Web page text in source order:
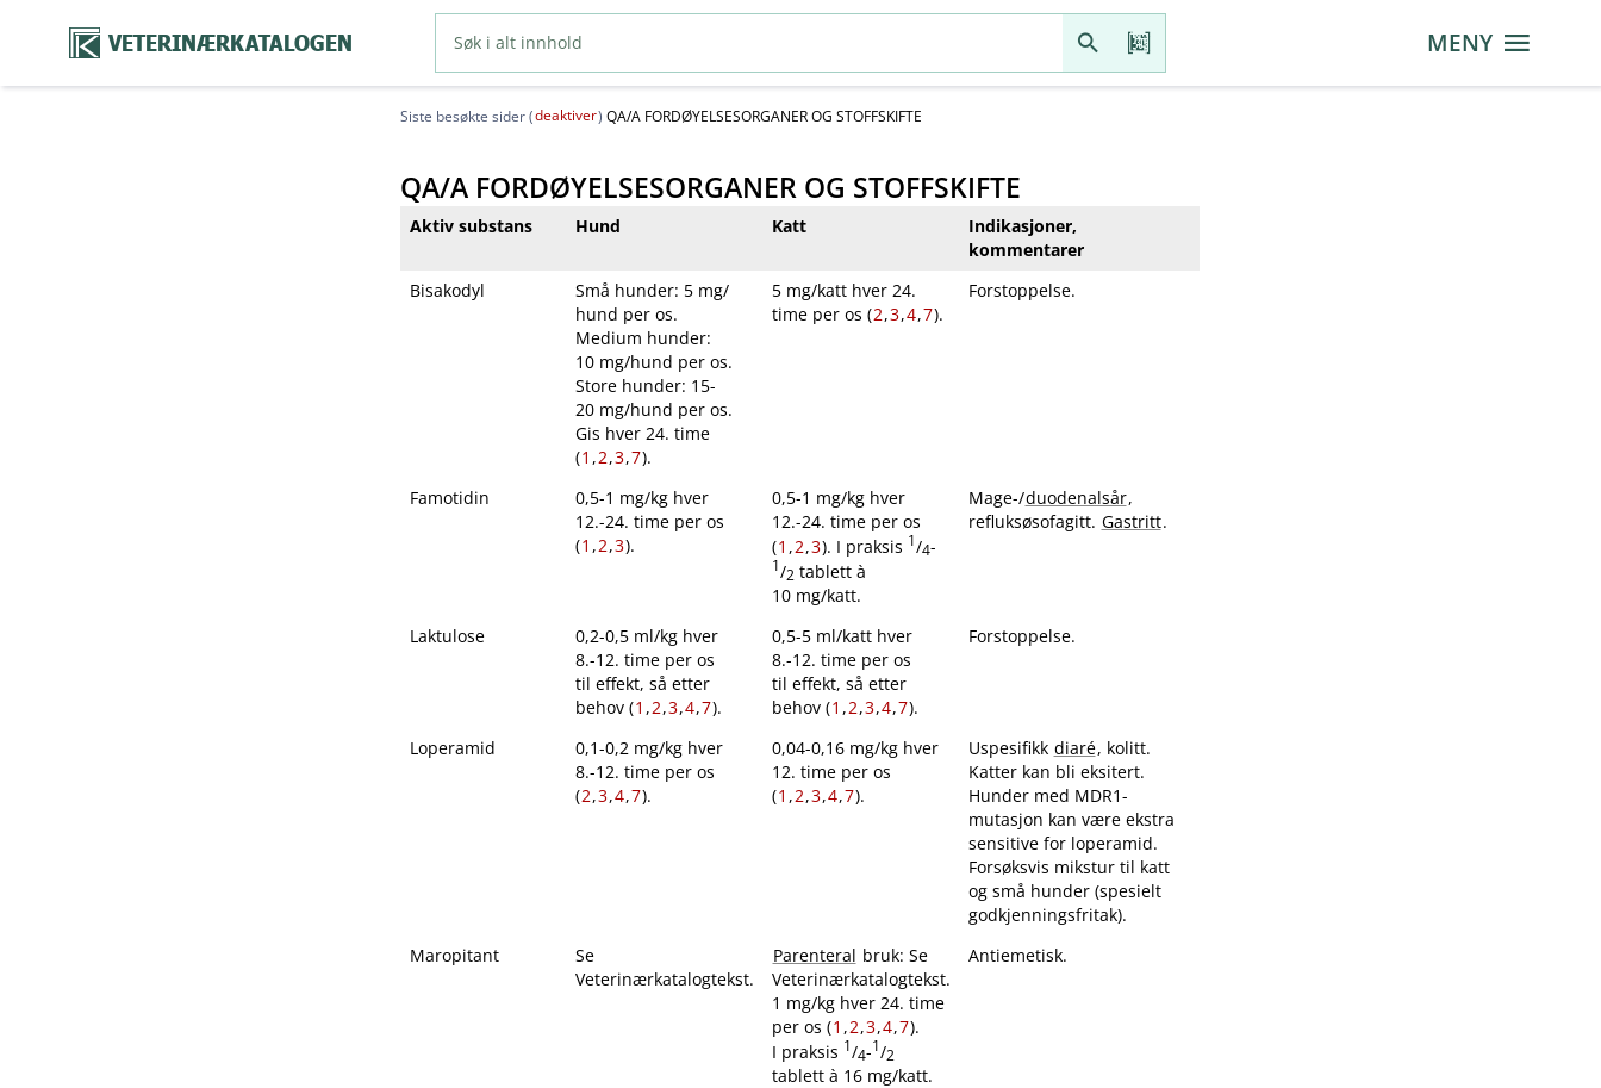
VETERINÆRKATALOGEN MENY
Siste besøkte sider (deaktiver) QA​/​A FORDØYELSESORGANER OG STOFFSKIFTE
QA​/​A FORDØYELSESORGANER OG STOFFSKIFTE
Aktiv substans Hund Katt
Indikasjoner,
kommentarer
Bisakodyl
Små hunder: 5 mg​/​
hund per os.
Medium hunder:
10 mg​/​hund per os.
Store hunder: 15-
20 mg​/​hund per os.
Gis hver 24. time
(1 ,2,3,7).
5 mg​/​katt hver 24.
time per os (2,3,4,7).
Forstoppelse.
Famotidin
0,5-1 mg/kg hver
12.-24. time per os
(1 ,2,3).
0,5-1 mg/kg hver
12.-24. time per os
(1 ,2,3). I praksis 1/4-
1/2 tablett à
10 mg​/​katt.
Mage-​/​duodenalsår,
refluksøsofagitt. Gastritt.
Laktulose
0,2-0,5 ml/kg hver
8.-12. time per os
til effekt, så etter
behov (1 ,2,3,4,7).
0,5-5 ml​/​katt hver
8.-12. time per os
til effekt, så etter
behov (1 ,2,3,4,7).
Forstoppelse.
Loperamid
0,1-0,2 mg/kg hver
8.-12. time per os
(2,3,4,7).
0,04-0,16 mg/kg hver
12. time per os
(1 ,2,3,4,7).
Uspesifikk diaré, kolitt.
Katter kan bli eksitert.
Hunder med MDR1-
mutasjon kan være ekstra
sensitive for loperamid.
Forsøksvis mikstur til katt
og små hunder (spesielt
godkjenningsfritak).
Maropitant
Se
Veterinærkatalogtekst.
Parenteral bruk: Se
Veterinærkatalogtekst.
1 mg/kg hver 24. time
per os (1 ,2,3,4,7).
I praksis 1/4-1/2
tablett à 16 mg​/​katt.
Antiemetisk.